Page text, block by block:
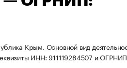
Крым. Основной вид
ИНН: 911119284507 и